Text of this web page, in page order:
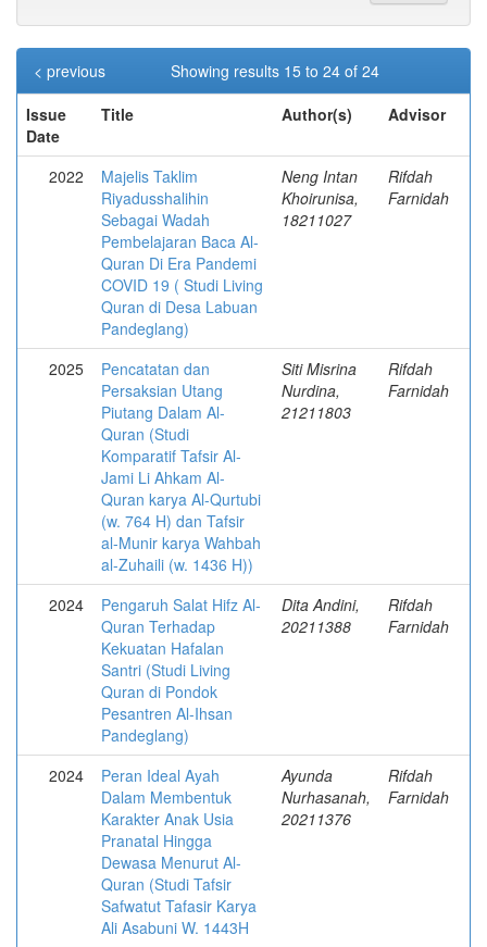
Showing results 15 to 24 of 24
< previous
Issue
Date
Title Author(s) Advisor
2022
Majelis Taklim
Riyadusshalihin
Sebagai Wadah
Pembelajaran Baca Al-
Quran Di Era Pandemi
COVID 19 ( Studi Living
Quran di Desa Labuan
Pandeglang)
Neng Intan
Khoirunisa,
18211027
Rifdah
Farnidah
2025
Pencatatan dan
Persaksian Utang
Piutang Dalam Al-
Quran (Studi
Komparatif Tafsir Al-
Jami Li Ahkam Al-
Quran karya Al-Qurtubi
(w. 764 H) dan Tafsir
al-Munir karya Wahbah
al-Zuhaili (w. 1436 H))
Siti Misrina
Nurdina,
21211803
Rifdah
Farnidah
2024
Pengaruh Salat Hifz Al-
Quran Terhadap
Kekuatan Hafalan
Santri (Studi Living
Quran di Pondok
Pesantren Al-Ihsan
Pandeglang)
Dita Andini,
20211388
Rifdah
Farnidah
2024
Peran Ideal Ayah
Dalam Membentuk
Karakter Anak Usia
Pranatal Hingga
Dewasa Menurut Al-
Quran (Studi Tafsir
Safwatut Tafasir Karya
Ali Asabuni W. 1443H
Ayunda
Nurhasanah,
20211376
Rifdah
Farnidah